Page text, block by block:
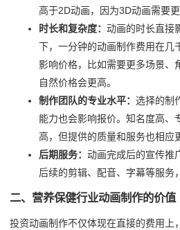
高于2D动画，因为3D动画需要
时长和复杂度： 动画的时长直接
下，一分钟的动画制作费用在几
影响价格，比如需要更多场景、
自然价格会更高。
制作团队的专业水平： 选择的制
能力也会影响报价。知名度高、
高，但提供的质量和服务也相应
后期服务： 动画完成后的宣传推
后续的剪辑、配音、字幕等服务
二、营养保健行业动画制作的价值
投资动画制作不仅体现在直接的费用上